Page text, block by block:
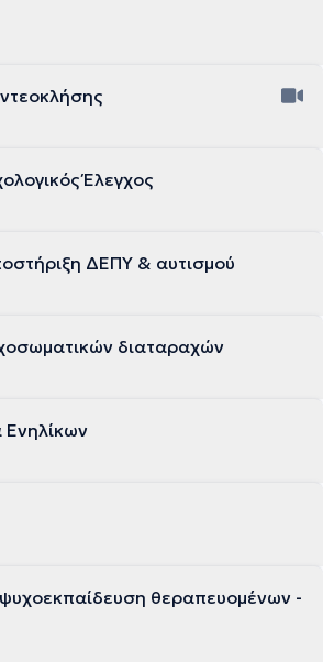
Έλεγχος
ΔΕΠΥ & αυτισμού
διαταραχών
Ενηλίκων
θεραπευομένων -